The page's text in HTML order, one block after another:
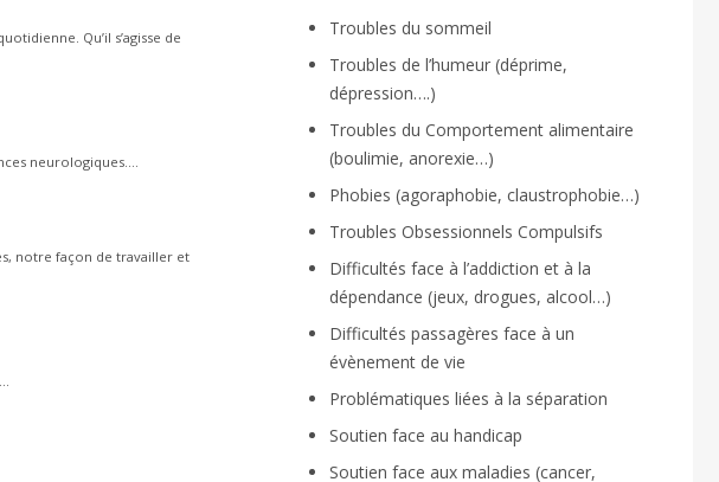
Qu’il s’agisse de
neurologiques....
notre façon de travailler et
Troubles du sommeil
Troubles de l’humeur (déprime,
dépression….)
Troubles du Comportement alimentaire
(boulimie, anorexie…)
Phobies (agoraphobie, claustrophobie…)
Troubles Obsessionnels Compulsifs
Difficultés face à l’addiction et à la
dépendance (jeux, drogues, alcool…)
Difficultés passagères face à un
évènement de vie
Problématiques liées à la séparation
Soutien face au handicap
Soutien face aux maladies (cancer,